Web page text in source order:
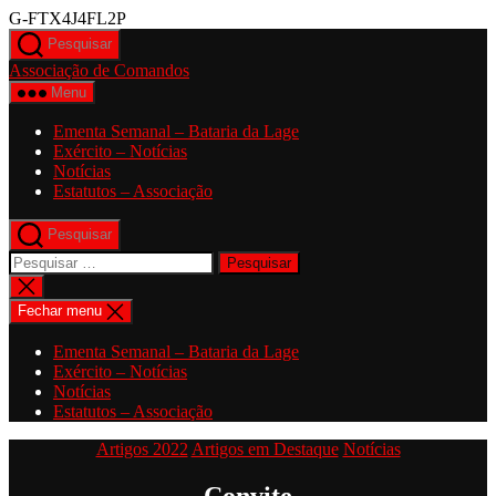
G-FTX4J4FL2PSaltar
conteúdo
Pesquisar
Associação de Comandos
Menu
Ementa Semanal – Bataria da Lage
Exército – Notícias
Notícias
Estatutos – Associação
Pesquisar
Pesquisar
por:
Fechar
pesquisa
Fechar menu
Ementa Semanal – Bataria da Lage
Exército – Notícias
Notícias
Estatutos – Associação
Categorias
Artigos 2022 Artigos em Destaque Notícias